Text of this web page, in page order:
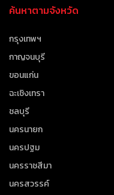
ค้นหาตามจังหวัด
กรุงเทพฯ
กาญจนบุรี
ขอนแก่น
ฉะเชิงเทรา
ชลบุรี
นครนายก
นครปฐม
นครราชสีมา
นครสวรรค์